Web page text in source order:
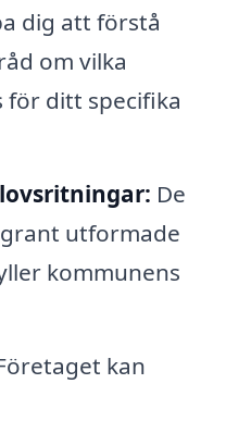
dig att förstå
om vilka
för ditt specifika
De
utformade
kommunens
kan